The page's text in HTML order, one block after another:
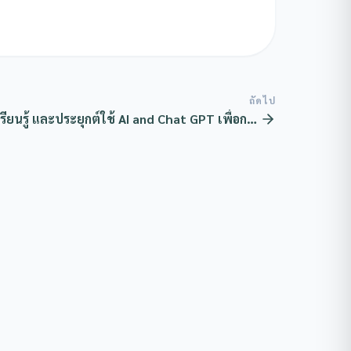
ถัดไป
นรู้ และประยุกต์ใช้ AI and Chat GPT เพื่อการ